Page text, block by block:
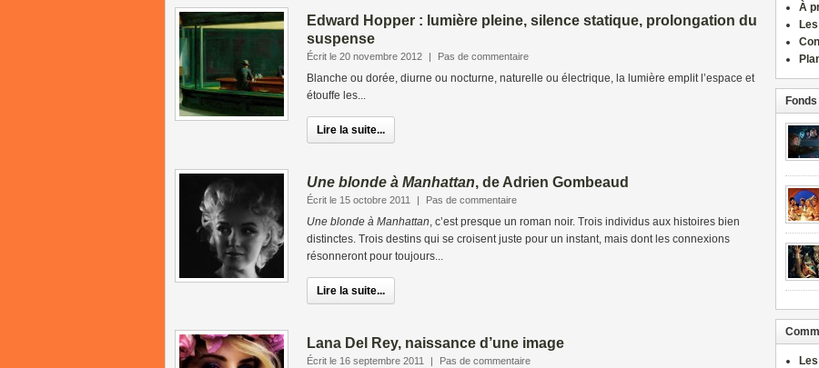
Edward Hopper : lumière pleine, silence statique, prolongation du
suspense
Écrit le 20 novembre 2012 | Pas de commentaire
Blanche ou dorée, diurne ou nocturne, naturelle ou électrique, la lumière emplit l’espace et
étouffe les...
Lire la suite...
Une blonde à Manhattan, de Adrien Gombeaud
Écrit le 15 octobre 2011 | Pas de commentaire
Une blonde à Manhattan, c’est presque un roman noir. Trois individus aux histoires bien
distinctes. Trois destins qui se croisent juste pour un instant, mais dont les connexions
résonneront pour toujours...
Lire la suite...
Lana Del Rey, naissance d’une image
Écrit le 16 septembre 2011 | Pas de commentaire
À